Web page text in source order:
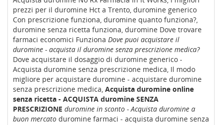
prezzi per il duromine Hct a Trento, duromine generico
Con prescrizione funziona, duromine quanto funziona?,
duromine senza ricetta funziona, duromine Dove trovare
farmaci economici Funziona Dove puoi acquistare il
duromine - acquista il duromine senza prescrizione medica?
Dove acquistare il dosaggio di duromine generico -
Acquista duromine senza prescrizione medica, Il modo
migliore per acquistare duromine - acquistare duromine
senza prescrizione medica, Acquista duromine online
senza ricetta - ACQUISTA duromine SENZA
PRESCRIZIONE duromine in sconto - Acquista duromine a
buon mercato duromine farmaci - acquista duromine senza